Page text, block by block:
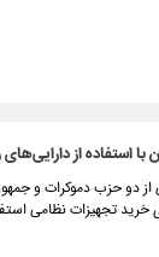
استفاده از دارایی‌های
دو حزب دموکرات و
تجهیزات نظامی